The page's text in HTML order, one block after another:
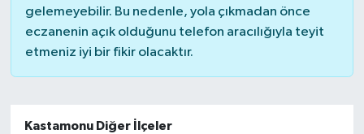
gelemeyebilir. Bu nedenle, yola çıkmadan önce
eczanenin açık olduğunu telefon aracılığıyla teyit
etmeniz iyi bir fikir olacaktır.
Kastamonu Diğer İlçeler